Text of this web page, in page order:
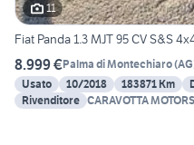
11
Fiat Panda 1.3 MJT 95 CV S&S
8.999 €Palma di Montechiaro(AG
Usato
10/2018 183871 Km
Rivenditore CARAVOTTA